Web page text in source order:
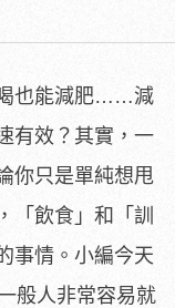
也能減肥……減
有效？其實，一
你只是單純想甩
「飲食」和「訓
事情。小編今天
般人非常容易就